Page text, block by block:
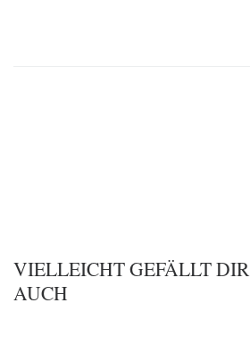
VIELLEICHT GEFÄLLT DIR
AUCH